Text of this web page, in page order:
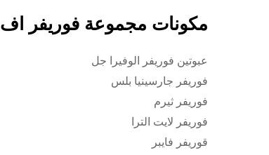
مكونات مجموعة فوريفر اف 15
عبوتين فوريفر الوفيرا جل
فوريفر جارسينيا بلس
فوريفر ثيرم
فوريفر لايت الترا
قوريفر فايبر